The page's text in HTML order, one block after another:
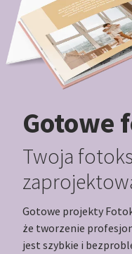
Gotowe
Twoja
Gotowe projekty
że tworzenie
jest szybkie i